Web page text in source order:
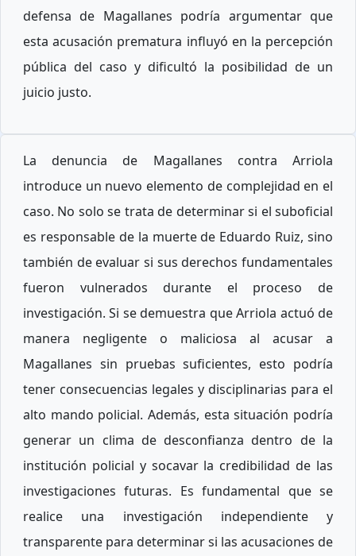
defensa de Magallanes podría argumentar que
esta acusación prematura influyó en la percepción
pública del caso y dificultó la posibilidad de un
juicio justo.
La denuncia de Magallanes contra Arriola
introduce un nuevo elemento de complejidad en el
caso. No solo se trata de determinar si el suboficial
es responsable de la muerte de Eduardo Ruiz, sino
también de evaluar si sus derechos fundamentales
fueron vulnerados durante el proceso de
investigación. Si se demuestra que Arriola actuó de
manera negligente o maliciosa al acusar a
Magallanes sin pruebas suficientes, esto podría
tener consecuencias legales y disciplinarias para el
alto mando policial. Además, esta situación podría
generar un clima de desconfianza dentro de la
institución policial y socavar la credibilidad de las
investigaciones futuras. Es fundamental que se
realice una investigación independiente y
transparente para determinar si las acusaciones de